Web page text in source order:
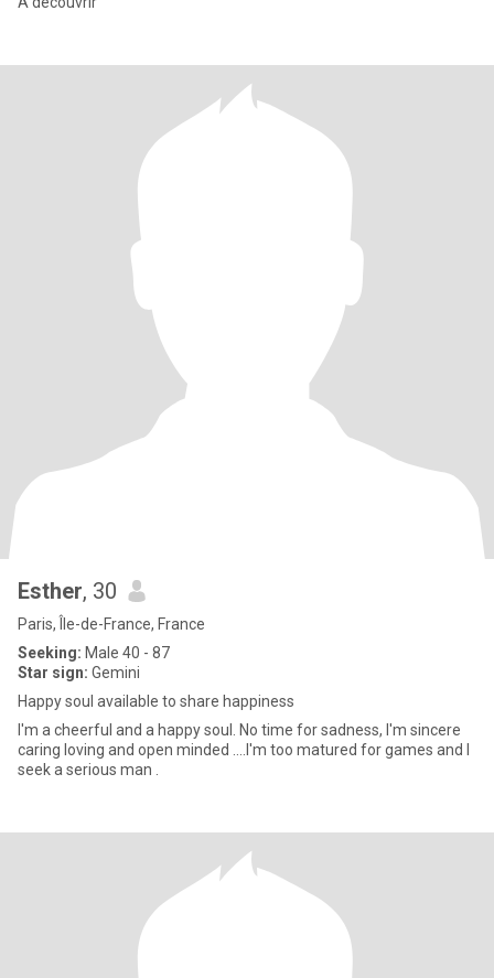
Esther, 30
Paris, Île-de-France, France
Seeking: Male 40 - 87
Star sign: Gemini
Happy soul available to share happiness
I'm a cheerful and a happy soul. No time for sadness, I'm sincere
caring loving and open minded ....I'm too matured for games and I
seek a serious man .